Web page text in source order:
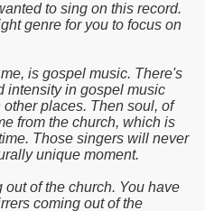
to sing on this record.
genre for you to focus on
is gospel music. There's
intensity in gospel music
places. Then soul, of
from the church, which is
Those singers will never
unique moment.
of the church. You have
coming out of the